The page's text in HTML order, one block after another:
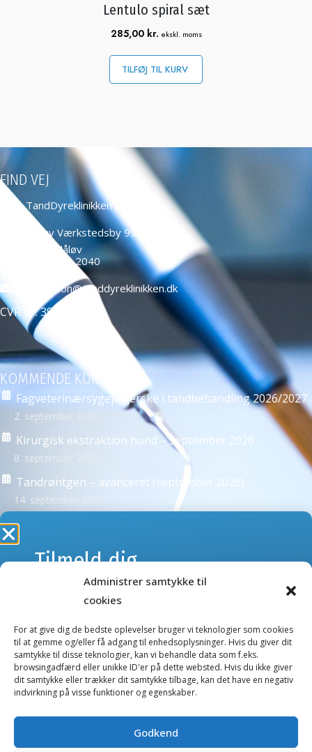
Administrer samtykke til
cookies
For at give dig de bedste oplevelser bruger vi teknologier som cookies
til at gemme og/eller få adgang til enhedsoplysninger. Hvis du giver dit
samtykke til disse teknologier, kan vi behandle data som f.eks.
browsingadfærd eller unikke ID'er på dette websted. Hvis du ikke giver
dit samtykke eller trækker dit samtykke tilbage, kan det have en negativ
indvirkning på visse funktioner og egenskaber.
Godkend
Lentulo spiral sæt
285,00 kr. ekskl. moms
TILFØJ TIL KURV
FIND VEJ
TandDyreklinikken ApS
Måløv Værkstedsby 99,
2760 Måløv
+45 4466 2040
education@tanddyreklinikken.dk
CVR nr: 39584271
KOMMENDE KURSER
Fagveterinærsygeplejerske i tandbehandling 2026/2027
2. september 2026
Kirurgisk ekstraktion hund – september 2026
8. september 2026
Tandrøntgen – avanceret (september 2026)
14. september 2026
NYHEDSBREVE
Tilmeld dig vores nyhedsbreve og få besked om kurser
eller nye produkter og tilbud i webshoppen.
Kurser nyhedsbrev
Webshop nyhedsbrev
Salgs- og handelsbetingelser
Tilmeld dig
webshoppens
Gå ikke glip af nyheder og tilbud.
E-
(Påkrævet)